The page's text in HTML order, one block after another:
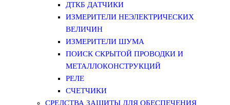
ДТКБ ДАТЧИКИ
ИЗМЕРИТЕЛИ НЕЭЛЕКТРИЧЕСКИХ
ВЕЛИЧИН
ИЗМЕРИТЕЛИ ШУМА
ПОИСК СКРЫТОЙ ПРОВОДКИ И
МЕТАЛЛОКОНСТРУКЦИЙ
РЕЛЕ
СЧЕТЧИКИ
СРЕДСТВА ЗАЩИТЫ ДЛЯ ОБЕСПЕЧЕНИЯ